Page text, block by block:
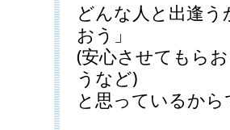
どんな人と出逢
おう」
(安心させてもら
うなど)
と思っているから